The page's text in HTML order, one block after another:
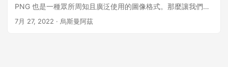
PNG 也是一種眾所周知且廣泛使用的圖像格式。那麼讓我們看
看如何在 Python 中以編程方式將 SVG 圖像轉換為 PNG
7月 27, 2022 · 烏斯曼阿茲